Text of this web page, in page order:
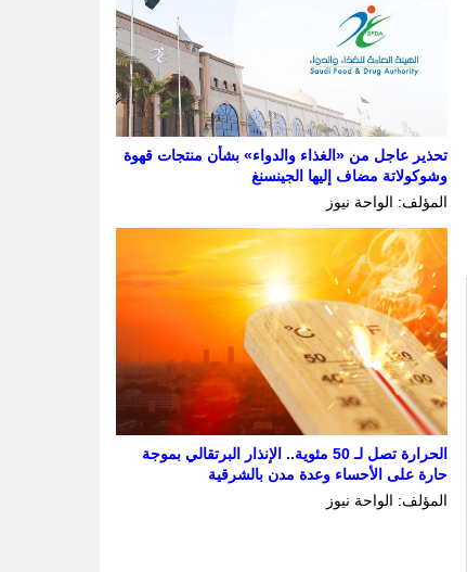
تحذير عاجل من «الغذاء والدواء» بشأن منتجات قهوة
وشوكولاتة مضاف إليها الجينسنغ
المؤلف: الواحة نيوز
الحرارة تصل لـ 50 مئوية.. الإنذار البرتقالي بموجة
حارة على الأحساء وعدة مدن بالشرقية
المؤلف: الواحة نيوز